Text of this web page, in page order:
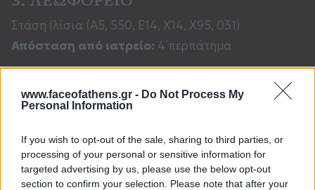
www.faceofathens.gr - Do Not Process My
Personal Information
If you wish to opt-out of the sale, sharing to third parties, or
processing of your personal or sensitive information for
targeted advertising by us, please use the below opt-out
section to confirm your selection. Please note that after your
Στάση Ιλίσια (Α5, 550, Ε14, Χ14, Χ95, 031)
Απόσταση από ιατρείο: 4΄περπάτημα